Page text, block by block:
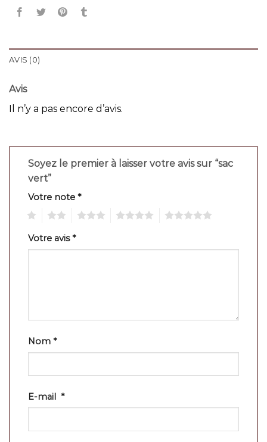
AVIS (0)
Avis
Il n’y a pas encore d’avis.
Soyez le premier à laisser votre avis sur “sac
vert”
Votre note *
Votre avis*
Nom *
E-mail *